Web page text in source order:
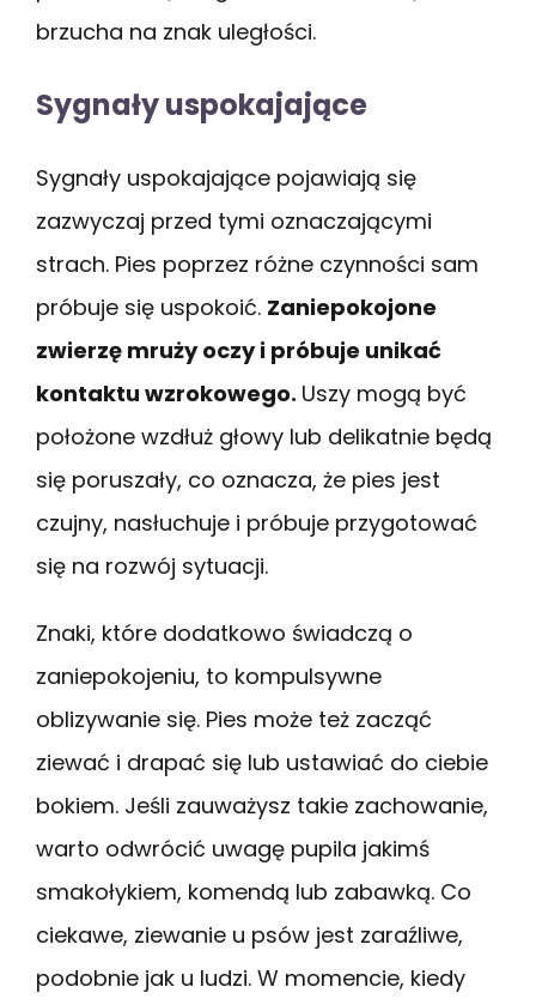
brzucha na znak uległości.
Sygnały uspokajające
Sygnały uspokajające pojawiają się
zazwyczaj przed tymi oznaczającymi
strach. Pies poprzez różne czynności sam
próbuje się uspokoić. Zaniepokojone
zwierzę mruży oczy i próbuje unikać
kontaktu wzrokowego. Uszy mogą być
położone wzdłuż głowy lub delikatnie będą
się poruszały, co oznacza, że pies jest
czujny, nasłuchuje i próbuje przygotować
się na rozwój sytuacji.
Znaki, które dodatkowo świadczą o
zaniepokojeniu, to kompulsywne
oblizywanie się. Pies może też zacząć
ziewać i drapać się lub ustawiać do ciebie
bokiem. Jeśli zauważysz takie zachowanie,
warto odwrócić uwagę pupila jakimś
smakołykiem, komendą lub zabawką. Co
ciekawe, ziewanie u psów jest zaraźliwe,
podobnie jak u ludzi. W momencie, kiedy